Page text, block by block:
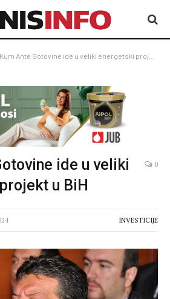
Kum Ante Gotovine ide u veliki energetski projekt u BiH
ide u veliki
u BiH
0
INVESTICIJE